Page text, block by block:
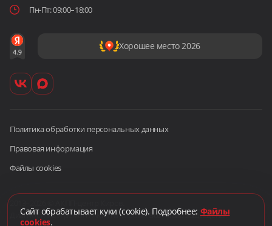
Пн-Пт: 09:00–18:00
Хорошее место 2026
Политика обработки персональных данных
Правовая информация
Файлы cookies
Диагностика и ремонт АКПП в Кирове. Все права защищены.
Сайт обрабатывает куки (cookie). Подробнее: Файлы
cookies.